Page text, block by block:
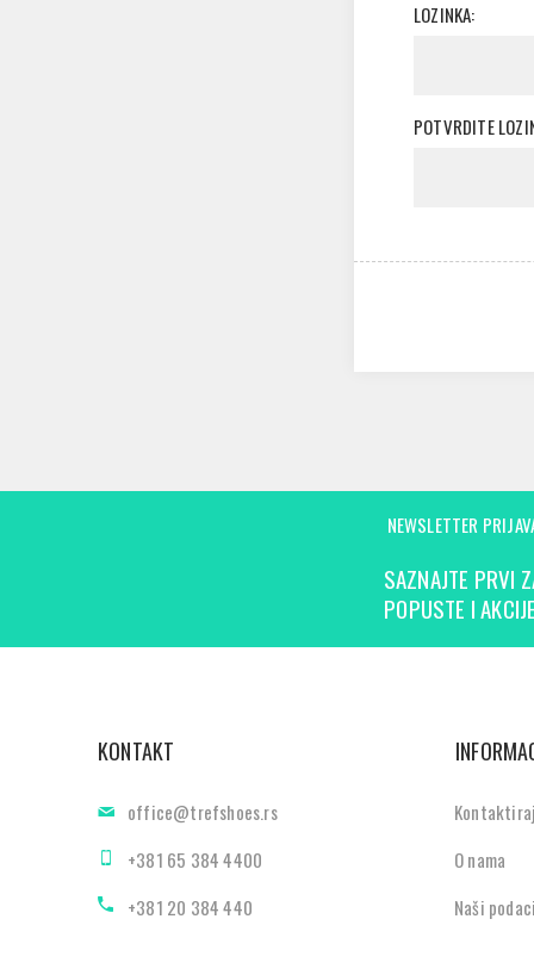
LOZINKA:
POTVRDITE
NEWSLETTER
SAZNAJTE PRVI
POPUSTE I
KONTAKT
office@trefshoes.rs
+381 65 384 4400
+381 20 384 440
O nama
Naši